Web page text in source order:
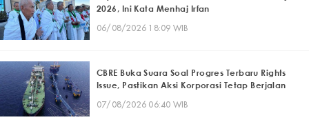
2026, Ini Kata Menhaj Irfan
06/08/2026 18:09 WIB
CBRE Buka Suara Soal Progres Terbaru Rights
Issue, Pastikan Aksi Korporasi Tetap Berjalan
07/08/2026 06:40 WIB